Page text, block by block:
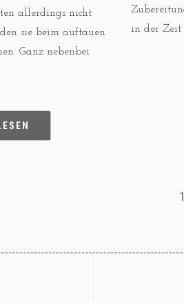
allerdings nicht
sie beim auftauen
Ganz nebenbei
in der Zeit
1